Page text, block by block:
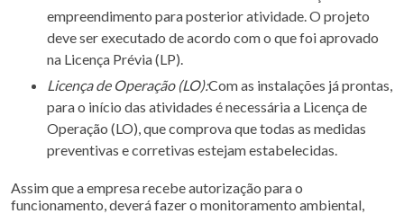
empreendimento para posterior atividade. O projeto
deve ser executado de acordo com o que foi aprovado
na Licença Prévia (LP).
Licença de Operação (LO):Com as instalações já prontas,
para o início das atividades é necessária a Licença de
Operação (LO), que comprova que todas as medidas
preventivas e corretivas estejam estabelecidas.
Assim que a empresa recebe autorização para o
funcionamento, deverá fazer o monitoramento ambiental,